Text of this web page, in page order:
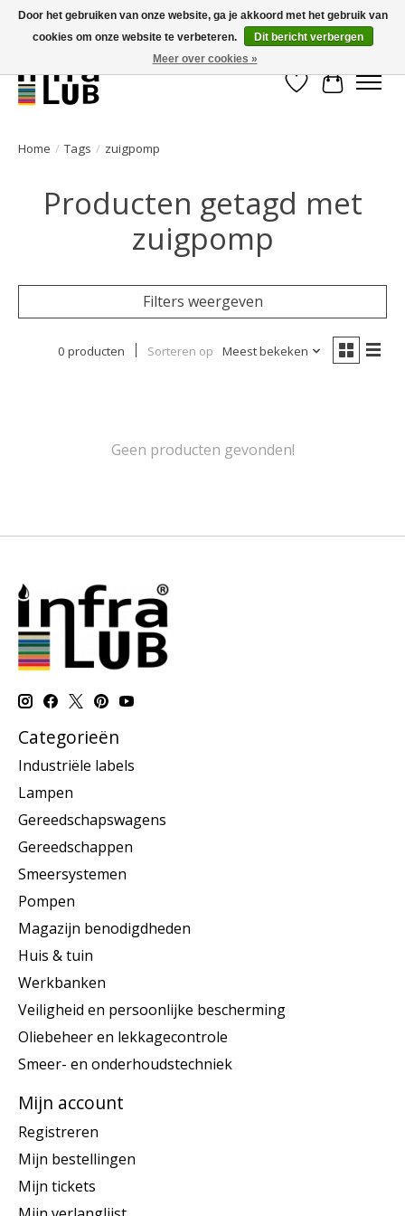
Minder stilstand, meer rendement!
Verlanglijst
Home / Tags / zuigpomp
Producten getagd met
zuigpomp
Filters weergeven
0 producten Sorteren op Meest bekeken
Geen producten gevonden!
Categorieën
Industriële labels
Lampen
Gereedschapswagens
Gereedschappen
Smeersystemen
Pompen
Magazijn benodigdheden
Huis & tuin
Werkbanken
Veiligheid en persoonlijke bescherming
Oliebeheer en lekkagecontrole
Smeer- en onderhoudstechniek
Mijn account
Registreren
Mijn bestellingen
Mijn tickets
Door het gebruiken van onze website, ga je akkoord met het gebruik van
cookies om onze website te verbeteren.
Dit bericht verbergen
Meer over cookies »